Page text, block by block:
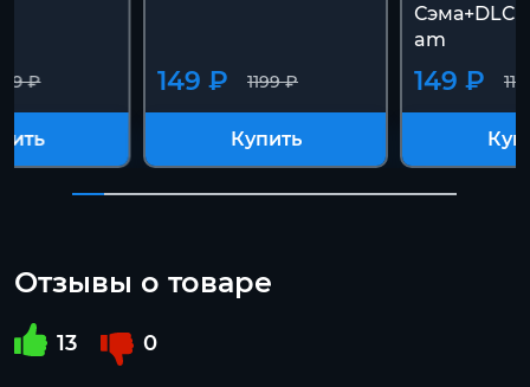
₽ 1199 ₽
149 ₽
Купить
am
149 ₽
Отзывы о товаре
13 0